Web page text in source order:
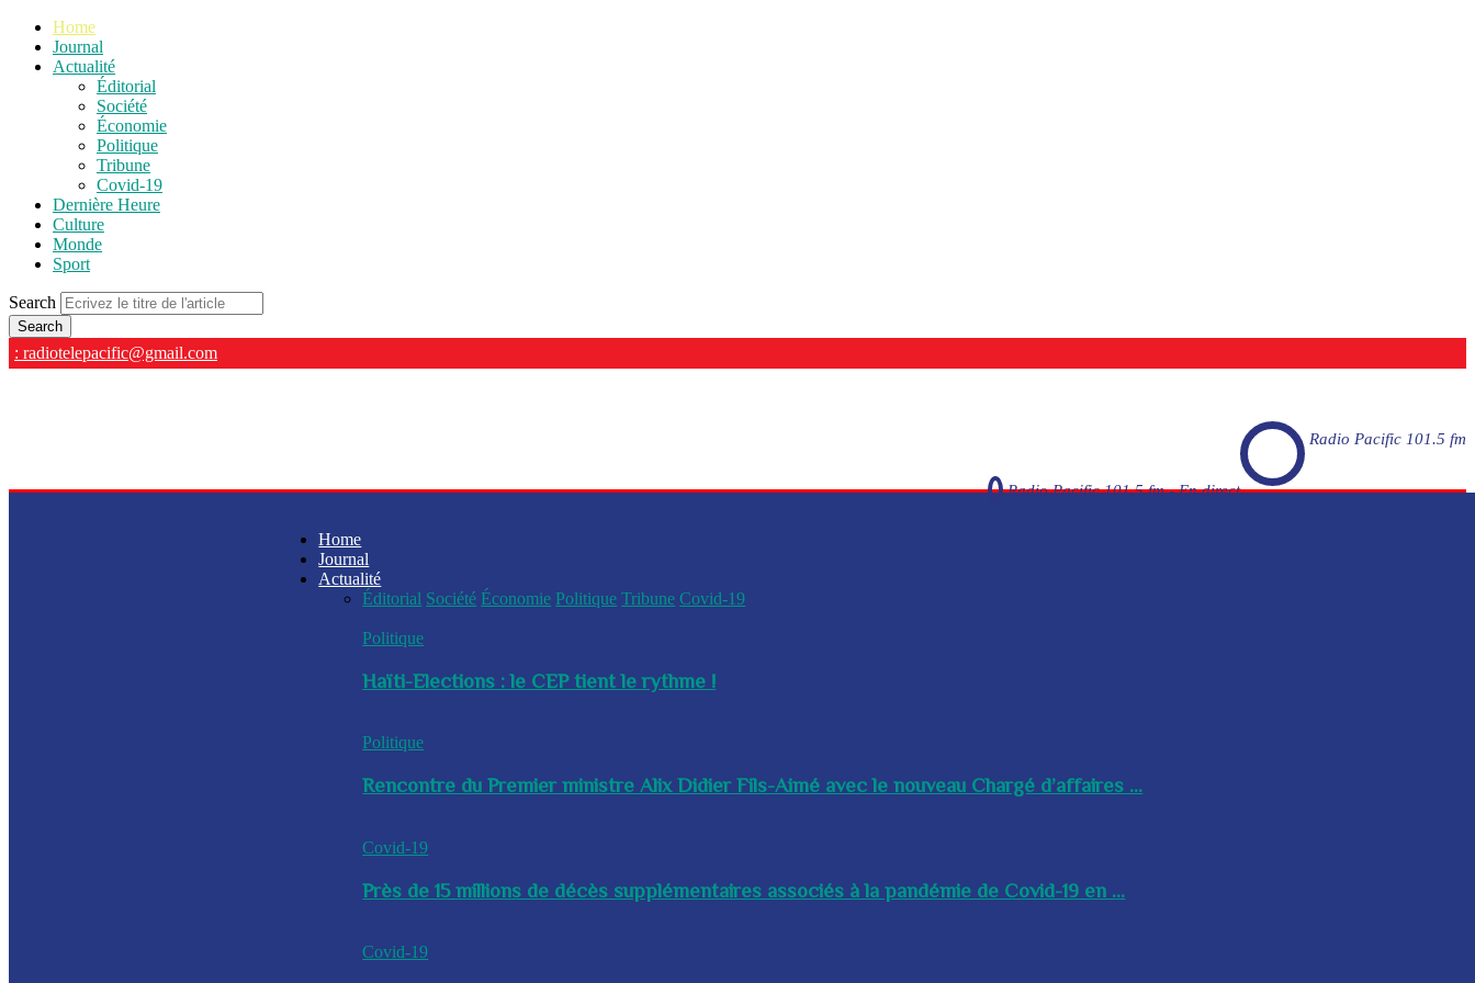
Home
Journal
Actualité
Éditorial
Société
Économie
Politique
Tribune
Covid-19
Dernière Heure
Culture
Monde
Sport
Search
: radiotelepacific@gmail.com
Radio Pacific 101.5 fm
Radio Pacific 101.5 fm - En direct
Home
Journal
Actualité
Éditorial Société Économie Politique Tribune Covid-19
Politique
Haïti-Elections : le CEP tient le rythme !
Politique
Rencontre du Premier ministre Alix Didier Fils-Aimé avec le nouveau Chargé d’affaires ...
Covid-19
Près de 15 millions de décès supplémentaires associés à la pandémie de Covid-19 en ...
Covid-19